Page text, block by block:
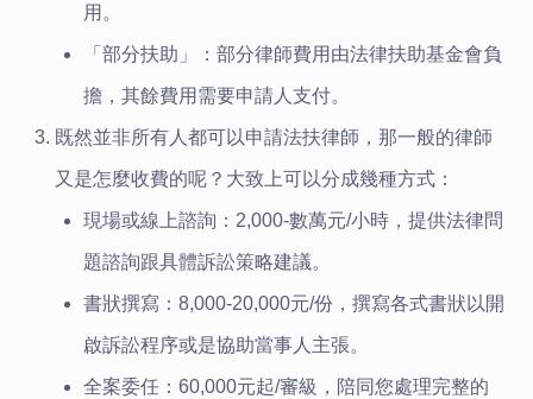
用。
「部分扶助」：部分律師費用由法律扶助基金會負
擔，其餘費用需要申請人支付。
既然並非所有人都可以申請法扶律師，那一般的律師
又是怎麼收費的呢？大致上可以分成幾種方式：
現場或線上諮詢：2,000-數萬元/小時，提供法律問
題諮詢跟具體訴訟策略建議。
書狀撰寫：8,000-20,000元/份，撰寫各式書狀以開
啟訴訟程序或是協助當事人主張。
全案委任：60,000元起/審級，陪同您處理完整的